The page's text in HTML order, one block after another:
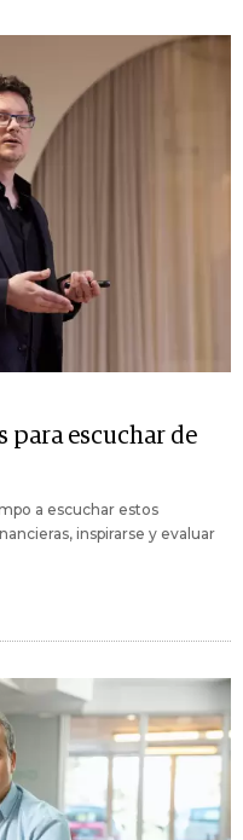
para escuchar de
a escuchar estos
inspirarse y evaluar